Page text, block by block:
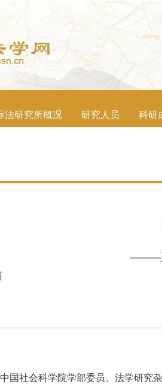
法研究所概况 研究人员 科研
――
国社会科学院学部委员、法学研究